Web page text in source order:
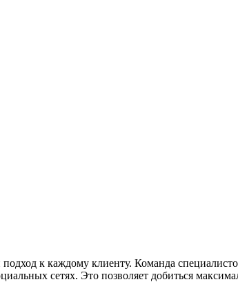
к каждому клиенту. Команда
сетях. Это позволяет добиться